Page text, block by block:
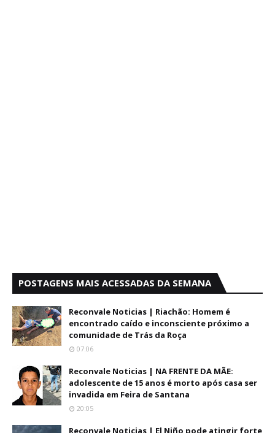
POSTAGENS MAIS ACESSADAS DA SEMANA
Reconvale Noticias | Riachão: Homem é
encontrado caído e inconsciente próximo a
comunidade de Trás da Roça
07:06
Reconvale Noticias | NA FRENTE DA MÃE:
adolescente de 15 anos é morto após casa ser
invadida em Feira de Santana
20:05
Reconvale Noticias | El Niño pode atingir forte